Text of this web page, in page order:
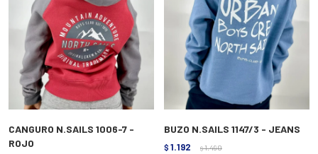
CANGURO N.SAILS 1006-7 -
ROJO
BUZO N.SAILS 1147/3 - JEANS
$ 1.192 $ 1.490